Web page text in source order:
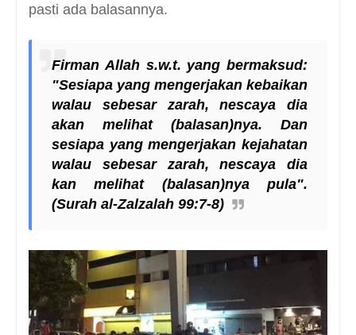
pasti ada balasannya.
Firman Allah s.w.t. yang bermaksud:
"Sesiapa yang mengerjakan kebaikan
walau sebesar zarah, nescaya dia
akan melihat (balasan)nya. Dan
sesiapa yang mengerjakan kejahatan
walau sebesar zarah, nescaya dia
kan melihat (balasan)nya pula".
(Surah al-Zalzalah 99:7-8)